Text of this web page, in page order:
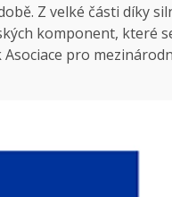
Z velké části díky
komponent, které
Asociace pro